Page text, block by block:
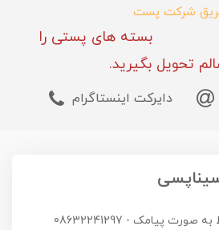
شرکت پست
بسته های پستی را
تحویل بگیرید.
دایرکت اینستاگرام
سیناپسی